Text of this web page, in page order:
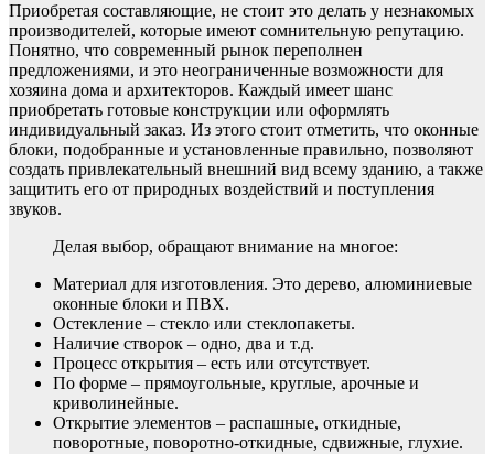
Приобретая составляющие, не стоит это делать у незнакомых
производителей, которые имеют сомнительную репутацию.
Понятно, что современный рынок переполнен
предложениями, и это неограниченные возможности для
хозяина дома и архитекторов. Каждый имеет шанс
приобретать готовые конструкции или оформлять
индивидуальный заказ. Из этого стоит отметить, что оконные
блоки, подобранные и установленные правильно, позволяют
создать привлекательный внешний вид всему зданию, а также
защитить его от природных воздействий и поступления
звуков.
Делая выбор, обращают внимание на многое:
Материал для изготовления. Это дерево, алюминиевые
оконные блоки и ПВХ.
Остекление – стекло или стеклопакеты.
Наличие створок – одно, два и т.д.
Процесс открытия – есть или отсутствует.
По форме – прямоугольные, круглые, арочные и
криволинейные.
Открытие элементов – распашные, откидные,
поворотные, поворотно-откидные, сдвижные, глухие.